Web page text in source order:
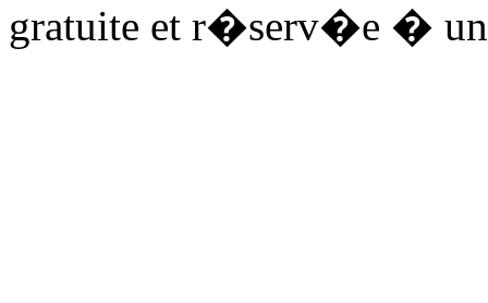
gratuite et r�serv�e � un